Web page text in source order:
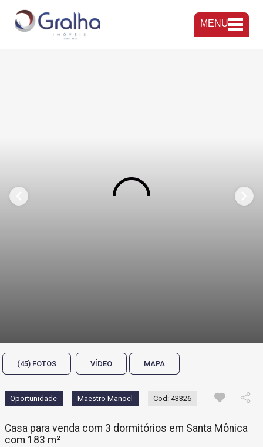
MENU
(45) FOTOS VÍDEO MAPA
Oportunidade Maestro Manoel Cod: 43326
Casa para venda com 3 dormitórios em Santa Mônica
com 183 m²